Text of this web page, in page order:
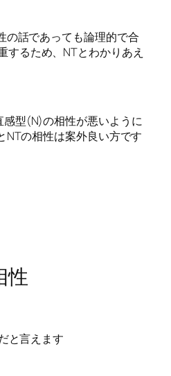
の話であっても論理的で合
するため、NTとわかりあえ
型(N)の相性が悪いように
NTの相性は案外良い方です
性
と言えます